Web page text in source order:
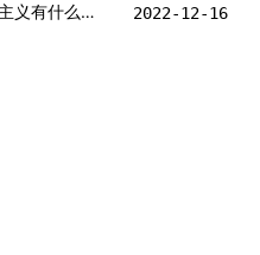
怎么理解尼采的虚无主义？ 虚无主义有什么问题？ 可能的解决方法？ 2022-12-16